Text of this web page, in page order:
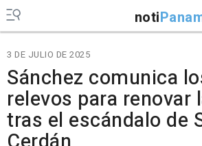
noti
3 DE JULIO DE 2025
Sánchez comunica
relevos para renovar
tras el escándalo de